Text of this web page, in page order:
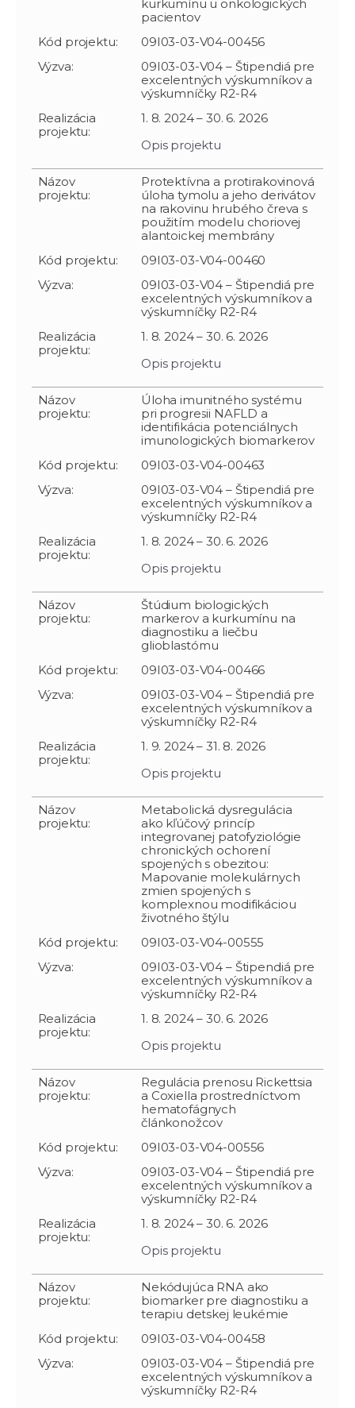
kurkumínu u onkologických
pacientov
Kód projektu:
09I03-03-V04-00456
Výzva:
09I03-03-V04 – Štipendiá pre
excelentných výskumníkov a
výskumníčky R2-R4
Realizácia
projektu:
1. 8. 2024 – 30. 6. 2026
Opis projektu
Názov
projektu:
Protektívna a protirakovinová
úloha tymolu a jeho derivátov
na rakovinu hrubého čreva s
použitím modelu choriovej
alantoickej membrány
Kód projektu:
09I03-03-V04-00460
Výzva:
09I03-03-V04 – Štipendiá pre
excelentných výskumníkov a
výskumníčky R2-R4
Realizácia
projektu:
1. 8. 2024 – 30. 6. 2026
Opis projektu
Názov
projektu:
Úloha imunitného systému
pri progresii NAFLD a
identifikácia potenciálnych
imunologických biomarkerov
Kód projektu:
09I03-03-V04-00463
Výzva:
09I03-03-V04 – Štipendiá pre
excelentných výskumníkov a
výskumníčky R2-R4
Realizácia
projektu:
1. 8. 2024 – 30. 6. 2026
Opis projektu
Názov
projektu:
Štúdium biologických
markerov a kurkumínu na
diagnostiku a liečbu
glioblastómu
Kód projektu:
09I03-03-V04-00466
Výzva:
09I03-03-V04 – Štipendiá pre
excelentných výskumníkov a
výskumníčky R2-R4
Realizácia
projektu:
1. 9. 2024 – 31. 8. 2026
Opis projektu
Názov
projektu:
Metabolická dysregulácia
ako kľúčový princíp
integrovanej patofyziológie
chronických ochorení
spojených s obezitou:
Mapovanie molekulárnych
zmien spojených s
komplexnou modifikáciou
životného štýlu
Kód projektu:
09I03-03-V04-00555
Výzva:
09I03-03-V04 – Štipendiá pre
excelentných výskumníkov a
výskumníčky R2-R4
Realizácia
projektu:
1. 8. 2024 – 30. 6. 2026
Opis projektu
Názov
projektu:
Regulácia prenosu Rickettsia
a Coxiella prostredníctvom
hematofágnych
článkonožcov
Kód projektu:
09I03-03-V04-00556
Výzva:
09I03-03-V04 – Štipendiá pre
excelentných výskumníkov a
výskumníčky R2-R4
Realizácia
projektu:
1. 8. 2024 – 30. 6. 2026
Opis projektu
Názov
projektu:
Nekódujúca RNA ako
biomarker pre diagnostiku a
terapiu detskej leukémie
Kód projektu:
09I03-03-V04-00458
Výzva:
09I03-03-V04 – Štipendiá pre
excelentných výskumníkov a
výskumníčky R2-R4